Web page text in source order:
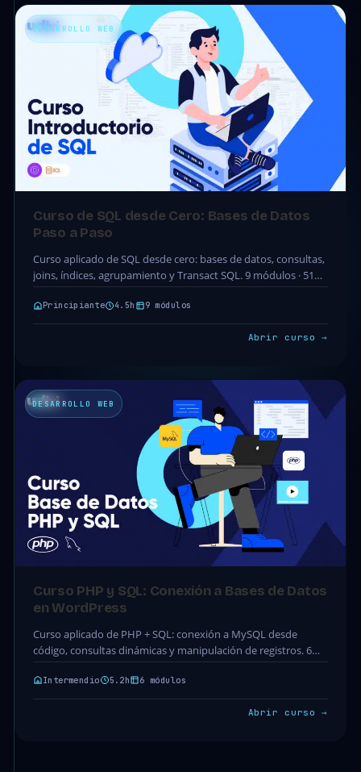
DESARROLLO WEB
Curso de SQL desde Cero: Bases de Datos
Paso a Paso
Curso aplicado de SQL desde cero: bases de datos, consultas,
joins, índices, agrupamiento y Transact SQL. 9 módulos · 51
clases · 4.5h. Acceso…
Principiante 4.5h 9 módulos
Abrir curso →
DESARROLLO WEB
Curso PHP y SQL: Conexión a Bases de Datos
en WordPress
Curso aplicado de PHP + SQL: conexión a MySQL desde
código, consultas dinámicas y manipulación de registros. 6
módulos · 32 clases · 5.2h.…
Intermendio 5.2h 6 módulos
Abrir curso →